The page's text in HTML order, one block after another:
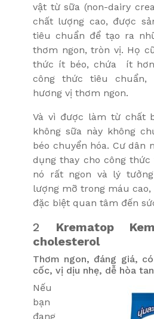
vật từ sữa (non-dairy
chất lượng cao, được
tiêu chuẩn để tạo ra
thơm ngon, tròn vị. Họ
thức ít béo, chứa ít
công thức tiêu chuẩn,
hương vị thơm ngon.
Và vì được làm từ chất
không sữa này không
béo chuyển hóa. Cư dân
dụng thay cho công
nó rất ngon và lý
lượng mỡ trong máu
đặc biệt quan tâm đến
2 Krematop
cholesterol
Thơm ngon, đáng giá,
cốc, vị dịu nhẹ, dễ hòa tan
Nếu
bạn
đang